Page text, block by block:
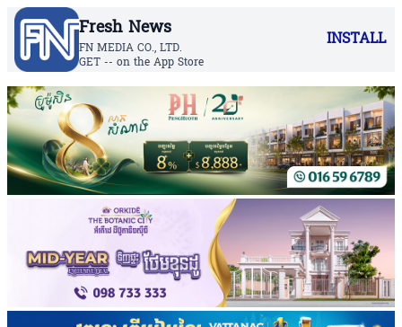
Fresh News
FN MEDIA CO., LTD.
GET -- on the App Store
INSTALL